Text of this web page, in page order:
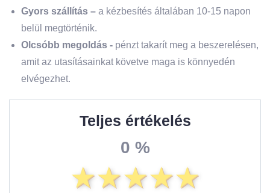
Gyors szállítás – a kézbesítés általában 10-15 napon
belül megtörténik.
Olcsóbb megoldás - pénzt takarít meg a beszerelésen,
amit az utasításainkat követve maga is könnyedén
elvégezhet.
Teljes értékelés
0 %